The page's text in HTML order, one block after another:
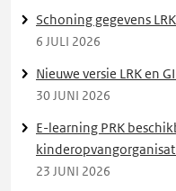
Schoning gegevens
6 JULI 2026
Nieuwe versie LRK en
30 JUNI 2026
E-learning PRK
23 JUNI 2026